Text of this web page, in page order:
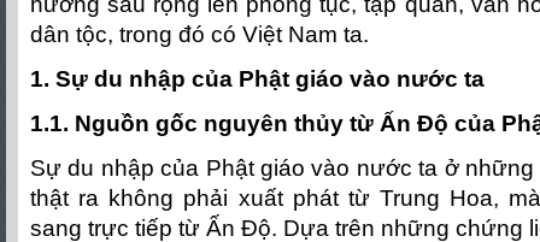
dân tộc, trong đó có Việt Nam ta.
1. Sự du nhập của Phật giáo vào nước ta
1.1. Nguồn gốc nguyên thủy từ Ấn Độ của
Sự du nhập của Phật giáo vào nước ta ở
thật ra không phải xuất phát từ Trung Hoa,
sang trực tiếp từ Ấn Độ. Dựa trên những chứng